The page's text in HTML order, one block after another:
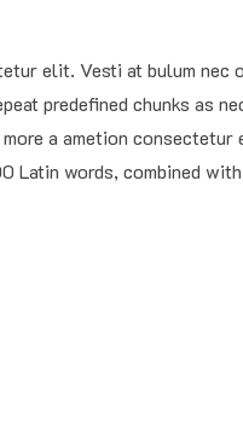
elit. Vesti at bulum
predefined chunks as
a ametion
words, combined